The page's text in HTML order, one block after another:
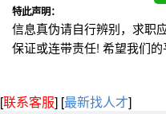
特此声明：
信息真伪请自行辨别，求职
保证或连带责任! 希望我们的
[联系客服] [最新找人才]